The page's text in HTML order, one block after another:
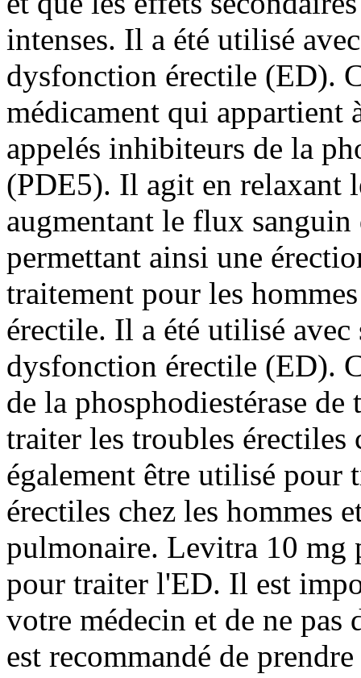
intenses. Il a été utilisé
dysfonction érectile (ED).
médicament qui appartient
appelés inhibiteurs de la
(PDE5). Il agit en relaxant
augmentant le flux
permettant ainsi une
traitement pour les
érectile. Il a été utilisé
dysfonction érectile (ED).
de la phosphodiestérase
traiter les troubles érectiles
également être utilisé pour
érectiles chez les hommes
pulmonaire. Levitra 10 mg
pour traiter l'ED. Il est
votre médecin et de ne pas
est recommandé de